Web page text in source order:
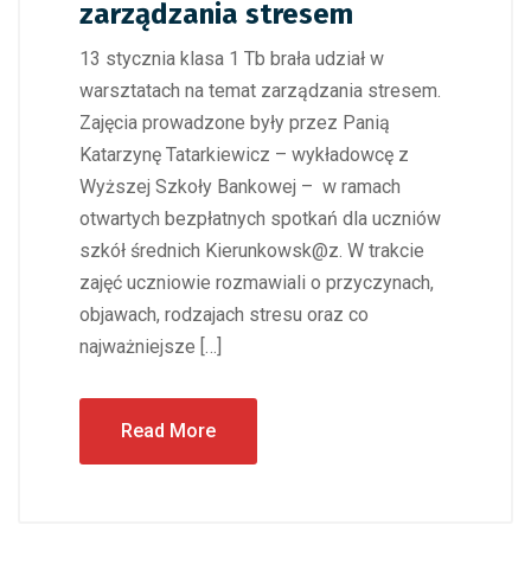
zarządzania stresem
13 stycznia klasa 1 Tb brała udział w
warsztatach na temat zarządzania stresem.
Zajęcia prowadzone były przez Panią
Katarzynę Tatarkiewicz – wykładowcę z
Wyższej Szkoły Bankowej – w ramach
otwartych bezpłatnych spotkań dla uczniów
szkół średnich Kierunkowsk@z. W trakcie
zajęć uczniowie rozmawiali o przyczynach,
objawach, rodzajach stresu oraz co
najważniejsze […]
Read More